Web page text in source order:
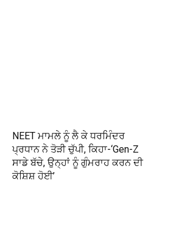
NEET ਮਾਮਲੇ ਨੂੰ ਲੈ ਕੇ ਧਰਮਿੰਦਰ
ਪ੍ਰਧਾਨ ਨੇ ਤੋੜੀ ਚੁੱਪੀ, ਕਿਹਾ-‘Gen-Z
ਸਾਡੇ ਬੱਚੇ, ਉਨ੍ਹਾਂ ਨੂੰ ਗੁੰਮਰਾਹ ਕਰਨ ਦੀ
ਕੋਸ਼ਿਸ਼ ਹੋਈ’